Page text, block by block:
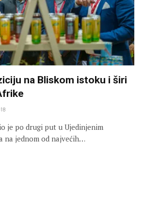
na Bliskom istoku i širi
je po drugi put u Ujedinjenim
na jednom od najvećih…